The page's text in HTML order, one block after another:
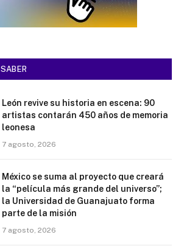
SABER
León revive su historia en escena: 90
artistas contarán 450 años de memoria
leonesa
7 agosto, 2026
México se suma al proyecto que creará
la “película más grande del universo”;
la Universidad de Guanajuato forma
parte de la misión
7 agosto, 2026